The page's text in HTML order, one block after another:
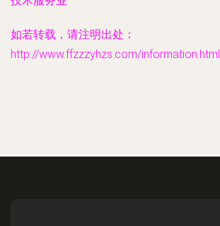
如若转载，请注明出处：
http://www.ffzzzyhzs.com/information.html